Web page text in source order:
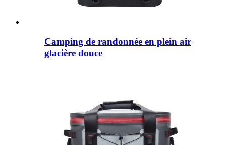
Camping de randonnée en plein air
glacière douce